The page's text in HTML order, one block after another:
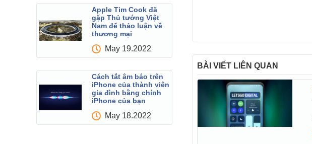
Apple Tim Cook đã
gặp Thủ tướng Việt
Nam để thảo luận về
thương mại
May 19.2022
Cách tắt âm báo trên
iPhone của thành viên
gia đình bằng chính
iPhone của bạn
May 18.2022
BÀI VIẾT LIÊN QUAN